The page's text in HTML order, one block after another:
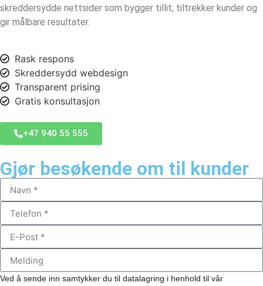
skreddersydde nettsider som bygger tillit, tiltrekker kunder og
gir målbare resultater.
Rask respons
Skreddersydd webdesign
Transparent prising
Gratis konsultasjon
+47 940 55 555
Gjør besøkende om til kunder
Ved å sende inn samtykker du til datalagring i henhold til vår